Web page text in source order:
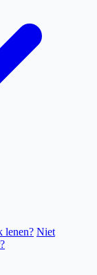
lenen? Niet